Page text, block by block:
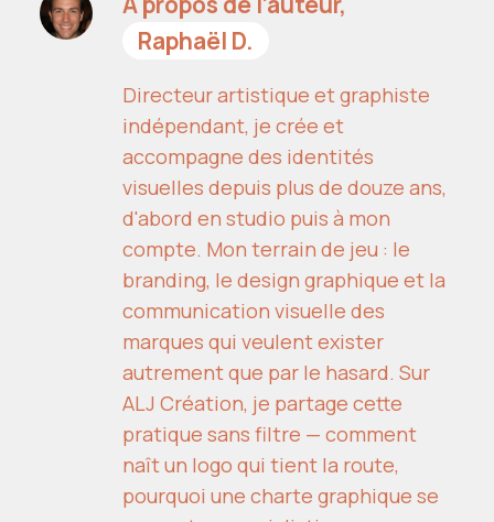
Raphaël D.
Directeur artistique et graphiste
indépendant, je crée et
accompagne des identités
visuelles depuis plus de douze ans,
d'abord en studio puis à mon
compte. Mon terrain de jeu : le
branding, le design graphique et la
communication visuelle des
marques qui veulent exister
autrement que par le hasard. Sur
ALJ Création, je partage cette
pratique sans filtre — comment
naît un logo qui tient la route,
pourquoi une charte graphique se